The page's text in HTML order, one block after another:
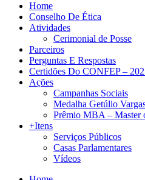
Home
Conselho De Ética
Atividades
Cerimonial de Posse
Parceiros
Perguntas E Respostas
Certidões Do CONFEP –
Ações
Campanhas Sociais
Medalha Getúlio
Prêmio MBA – Master
+Itens
Serviços Públicos
Casas Parlamentares
Vídeos